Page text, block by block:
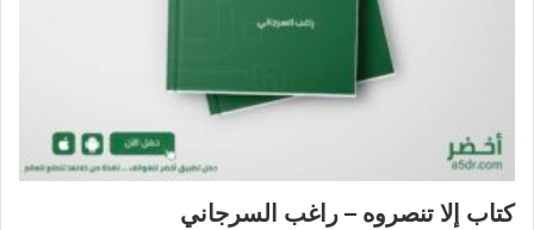
كتاب إلا تنصروه – راغب السرجاني